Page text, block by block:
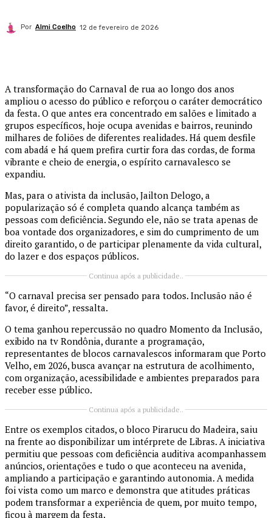
Por Almi Coelho 12 de fevereiro de 2026
A transformação do Carnaval de rua ao longo dos anos
ampliou o acesso do público e reforçou o caráter democrático
da festa. O que antes era concentrado em salões e limitado a
grupos específicos, hoje ocupa avenidas e bairros, reunindo
milhares de foliões de diferentes realidades. Há quem desfile
com abadá e há quem prefira curtir fora das cordas, de forma
vibrante e cheio de energia, o espírito carnavalesco se
expandiu.
Mas, para o ativista da inclusão, Jailton Delogo, a
popularização só é completa quando alcança também as
pessoas com deficiência. Segundo ele, não se trata apenas de
boa vontade dos organizadores, e sim do cumprimento de um
direito garantido, o de participar plenamente da vida cultural,
do lazer e dos espaços públicos.
Continua após a publicidade..
“O carnaval precisa ser pensado para todos. Inclusão não é
favor, é direito”, ressalta.
O tema ganhou repercussão no quadro Momento da Inclusão,
exibido na tv Rondônia, durante a programação,
representantes de blocos carnavalescos informaram que Porto
Velho, em 2026, busca avançar na estrutura de acolhimento,
com organização, acessibilidade e ambientes preparados para
receber esse público.
Continua após a publicidade..
Entre os exemplos citados, o bloco Pirarucu do Madeira, saiu
na frente ao disponibilizar um intérprete de Libras. A iniciativa
permitiu que pessoas com deficiência auditiva acompanhassem
anúncios, orientações e tudo o que aconteceu na avenida,
ampliando a participação e garantindo autonomia. A medida
foi vista como um marco e demonstra que atitudes práticas
podem transformar a experiência de quem, por muito tempo,
ficou à margem da festa.